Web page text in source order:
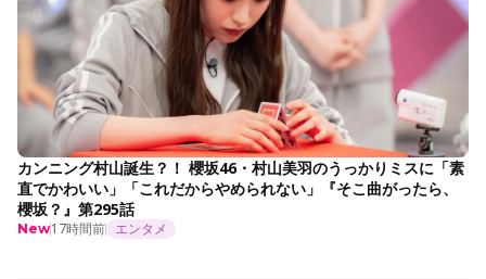
カンニング村山誕生？！ 櫻坂46・村山美羽のうっかりミスに「素
直でかわいい」「これだからやめられない」『そこ曲がったら、
櫻坂？』第295話
New17時間前 エンタメ